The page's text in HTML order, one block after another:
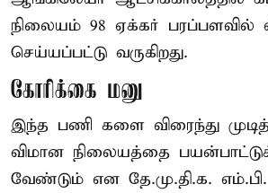
நிலையம் 98 ஏக்கர் பரப்பளவில்
செய்யப்பட்டு வருகிறது.
கோரிக்கை மனு
இந்த பணி களை விரைந்து
விமான நிலையத்தை
வேண்டும் என தே.மு.தி.க.